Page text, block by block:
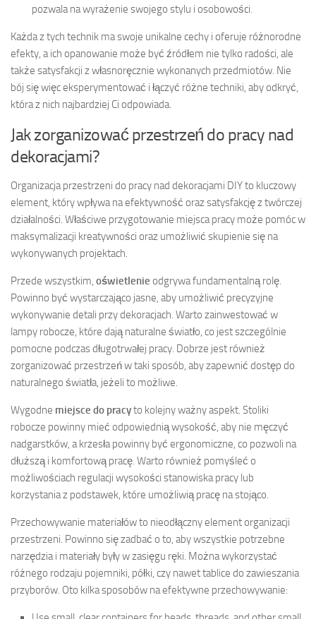
pozwala na wyrażenie swojego stylu i osobowości.
Każda z tych technik ma swoje unikalne cechy i oferuje różnorodne
efekty, a ich opanowanie może być źródłem nie tylko radości, ale
także satysfakcji z własnoręcznie wykonanych przedmiotów. Nie
bój się więc eksperymentować i łączyć różne techniki, aby odkryć,
która z nich najbardziej Ci odpowiada.
Jak zorganizować przestrzeń do pracy nad
dekoracjami?
Organizacja przestrzeni do pracy nad dekoracjami DIY to kluczowy
element, który wpływa na efektywność oraz satysfakcję z twórczej
działalności. Właściwe przygotowanie miejsca pracy może pomóc w
maksymalizacji kreatywności oraz umożliwić skupienie się na
wykonywanych projektach.
Przede wszystkim, oświetlenie odgrywa fundamentalną rolę.
Powinno być wystarczająco jasne, aby umożliwić precyzyjne
wykonywanie detali przy dekoracjach. Warto zainwestować w
lampy robocze, które dają naturalne światło, co jest szczególnie
pomocne podczas długotrwałej pracy. Dobrze jest również
zorganizować przestrzeń w taki sposób, aby zapewnić dostęp do
naturalnego światła, jeżeli to możliwe.
Wygodne miejsce do pracyto kolejny ważny aspekt. Stoliki
robocze powinny mieć odpowiednią wysokość, aby nie męczyć
nadgarstków, a krzesła powinny być ergonomiczne, co pozwoli na
dłuższą i komfortową pracę. Warto również pomyśleć o
możliwościach regulacji wysokości stanowiska pracy lub
korzystania z podstawek, które umożliwią pracę na stojąco.
Przechowywanie materiałów to nieodłączny element organizacji
przestrzeni. Powinno się zadbać o to, aby wszystkie potrzebne
narzędzia i materiały były w zasięgu ręki. Można wykorzystać
różnego rodzaju pojemniki, półki, czy nawet tablice do zawieszania
przyborów. Oto kilka sposobów na efektywne przechowywanie: